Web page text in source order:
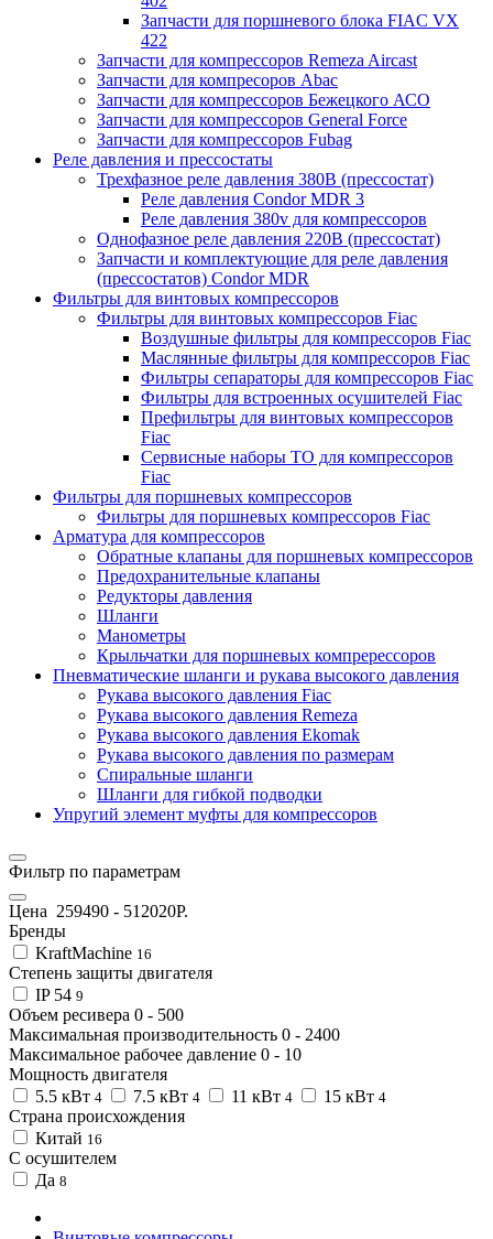
Запчасти для поршневого блока FIAC VX
422
Запчасти для компрессоров Remeza Aircast
Запчасти для компресоров Abac
Запчасти для компрессоров Бежецкого АСО
Запчасти для компрессоров General Force
Запчасти для компрессоров Fubag
Реле давления и прессостаты
Трехфазное реле давления 380В (прессостат)
Реле давления Condor MDR 3
Реле давления 380v для компрессоров
Однофазное реле давления 220В (прессостат)
Запчасти и комплектующие для реле давления
(прессостатов) Condor MDR
Фильтры для винтовых компрессоров
Фильтры для винтовых компрессоров Fiac
Воздушные фильтры для компрессоров Fiac
Маслянные фильтры для компрессоров Fiac
Фильтры сепараторы для компрессоров Fiac
Фильтры для встроенных осушителей Fiac
Префильтры для винтовых компрессоров
Fiac
Сервисные наборы ТО для компрессоров
Fiac
Фильтры для поршневых компрессоров
Фильтры для поршневых компрессоров Fiac
Арматура для компрессоров
Обратные клапаны для поршневых компрессоров
Предохранительные клапаны
Редукторы давления
Шланги
Манометры
Крыльчатки для поршневых компререссоров
Пневматические шланги и рукава высокого давления
Рукава высокого давления Fiac
Рукава высокого давления Remeza
Рукава высокого давления Ekomak
Рукава высокого давления по размерам
Спиральные шланги
Шланги для гибкой подводки
Упругий элемент муфты для компрессоров
Фильтр по параметрам
Цена 259490 - 512020Р.
Бренды
KraftMachine 16
Степень защиты двигателя
IP 54 9
Объем ресивера 0 - 500
Максимальная производительность 0 - 2400
Максимальное рабочее давление 0 - 10
Мощность двигателя
5.5 кВт 4 7.5 кВт 4 11 кВт 4 15 кВт 4
Страна происхождения
Китай 16
С осушителем
Да 8